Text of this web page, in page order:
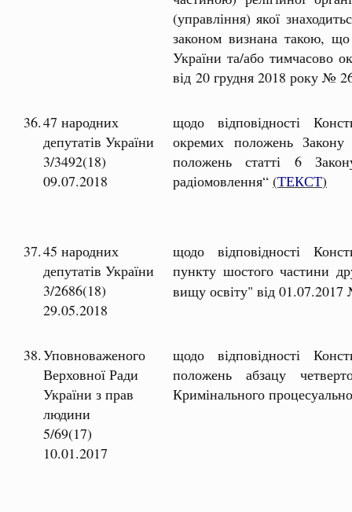
(управління) якої
законом визнана такою, що
України та/або тимчасово
від 20 грудня 2018 року №
36.47 народних
депутатів України
3/3492(18)
09.07.2018
щодо відповідності
окремих положень Закону
положень статті 6
радіомовлення“ (ТЕКСТ)
37.45 народних
депутатів України
3/2686(18)
29.05.2018
щодо відповідності
пункту шостого частини
вищу освіту" від
38.Уповноваженого
Верховної Ради
України з прав
людини
5/69(17)
10.01.2017
щодо відповідності
положень абзацу
Кримінального